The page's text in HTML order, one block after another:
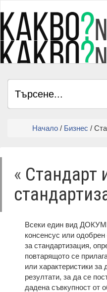
Начало / Бизнес /
« Стандарт
Всеки един вид
консенсус или одобрен
за стандартизация,
повтарящото се
или характеристики за
резултати, за да се
дадена съвкупност от